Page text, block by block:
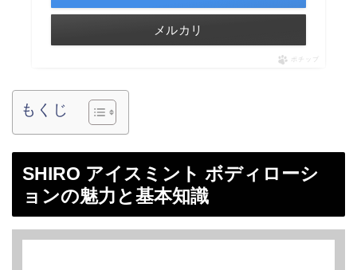
メルカリ
ポチップ
もくじ
SHIRO アイスミント ボディローシ
ョンの魅力と基本知識